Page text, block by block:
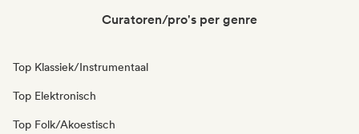
Curatoren/pro's per genre
Top Klassiek/Instrumentaal
Top Elektronisch
Top Folk/Akoestisch